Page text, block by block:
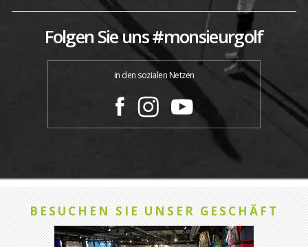
Folgen Sie uns #monsieurgolf
in den sozialen Netzen
BESUCHEN SIE UNSER GESCHÄFT